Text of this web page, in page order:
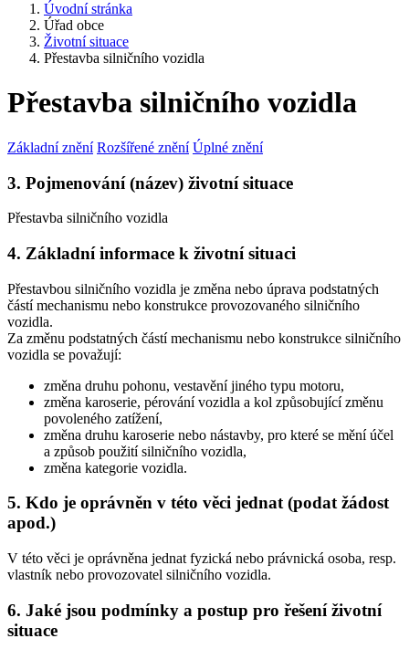
Úvodní stránka
Úřad obce
Životní situace
Přestavba silničního vozidla
Přestavba silničního vozidla
Základní znění Rozšířené znění Úplné znění
3. Pojmenování (název) životní situace
Přestavba silničního vozidla
4. Základní informace k životní situaci
Přestavbou silničního vozidla je změna nebo úprava podstatných
částí mechanismu nebo konstrukce provozovaného silničního
vozidla.
Za změnu podstatných částí mechanismu nebo konstrukce silničního
vozidla se považují:
změna druhu pohonu, vestavění jiného typu motoru,
změna karoserie, pérování vozidla a kol způsobující změnu
povoleného zatížení,
změna druhu karoserie nebo nástavby, pro které se mění účel
a způsob použití silničního vozidla,
změna kategorie vozidla.
5. Kdo je oprávněn v této věci jednat (podat žádost
apod.)
V této věci je oprávněna jednat fyzická nebo právnická osoba, resp.
vlastník nebo provozovatel silničního vozidla.
6. Jaké jsou podmínky a postup pro řešení životní
situace